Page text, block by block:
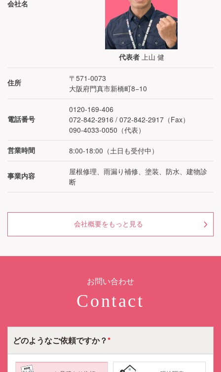
メールで
相談する
電話で
相談する
LINEで
相談する
会社名
代表者上山 健
住所
〒571-0073
大阪府門真市新橋町8−10
電話番号
0120-169-406
072-842-2916 / 072-842-2917（Fax）
090-4033-0050 （代表）
営業時間 8:00-18:00 （土日も受付中 ）
事業内容
屋根修理、雨漏り補修、塗装、防水、建物診
断
会社概要をもっと見る
お問い合わせ
Contact
どのようなご依頼ですか？*